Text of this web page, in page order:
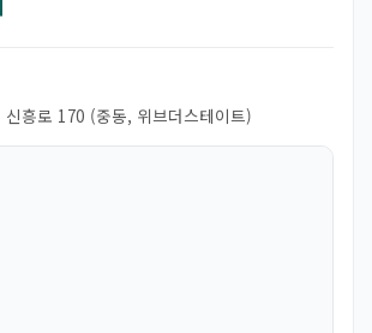
신흥로 170 (중동, 위브더스테이트)